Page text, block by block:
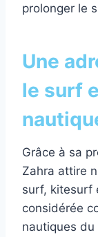
prolonger le
Une
le surf
Grâce à sa
Zahra attire
surf, kitesurf
considérée
nautiques du